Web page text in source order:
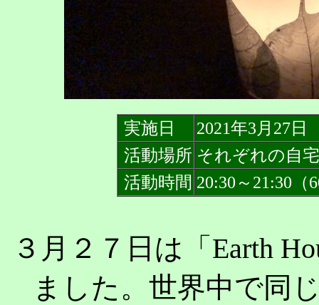
実施日
2021年3月27日
活動場所 それぞれの自宅
活動時間 20:30～21:30（
３月２７日は「Earth
ました。世界中で同